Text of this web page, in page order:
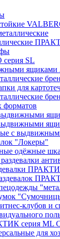
SL
для
форматов
с
"Локеры"
одёжные
клубов и
серия ML
для